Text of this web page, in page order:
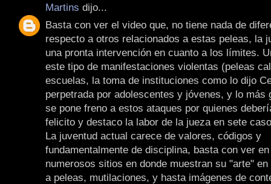
Martins dijo...
Basta con ver el video que, no tiene nada de
respecto a otros relacionados a estas peleas, la
una pronta intervención en cuanto a los límites.
este tipo de manifestaciones violentas (peleas
escuelas, la toma de instituciones como lo dijo
perpetrada por adolescentes y jóvenes, y lo más
se pone freno a estos ataques por quienes
felicito y destaco la labor de la jueza en sete
La juventud actual carece de valores, códigos y
fundamentalmente de disciplina, basta con ver
numerosos sitios en donde muestran su "arte"
a peleas, mutilaciones, y hasta imágenes de